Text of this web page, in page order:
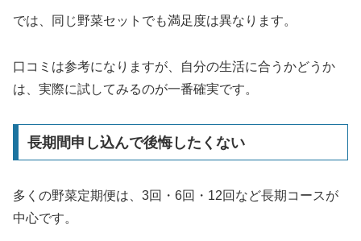
では、同じ野菜セットでも満足度は異なります。
口コミは参考になりますが、自分の生活に合うかどうか
は、実際に試してみるのが一番確実です。
長期間申し込んで後悔したくない
多くの野菜定期便は、3回・6回・12回など長期コースが
中心です。